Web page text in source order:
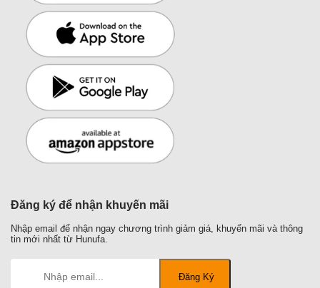
Đăng ký để nhận khuyến mãi
Nhập email để nhận ngay chương trình giảm giá, khuyến mãi và thông
tin mới nhất từ Hunufa.